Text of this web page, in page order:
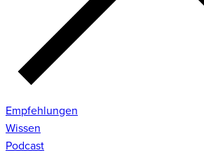
Empfehlungen
Wissen
Podcast